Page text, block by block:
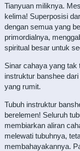
Tianyuan miliknya.
kelima! Superposisi
dengan semua yang
primordialnya,
spiritual besar untuk
Sinar cahaya yang tak
instruktur banshee
yang rumit.
Tubuh instruktur
berelemen! Seluruh
membiarkan aliran
melewati tubuhnya,
membahayakannya.